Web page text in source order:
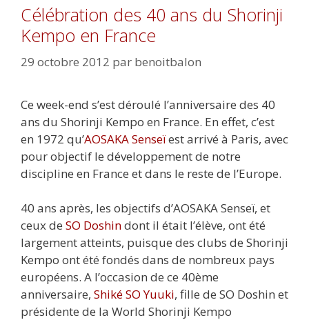
Célébration des 40 ans du Shorinji
Kempo en France
29 octobre 2012 par benoitbalon
Ce week-end s’est déroulé l’anniversaire des 40
ans du Shorinji Kempo en France. En effet, c’est
en 1972 qu’AOSAKA Senseïest arrivé à Paris, avec
pour objectif le développement de notre
discipline en France et dans le reste de l’Europe.
40 ans après, les objectifs d’AOSAKA Senseï, et
ceux de SO Doshindont il était l’élève, ont été
largement atteints, puisque des clubs de Shorinji
Kempo ont été fondés dans de nombreux pays
européens. A l’occasion de ce 40ème
anniversaire, Shiké SO Yuuki, fille de SO Doshin et
présidente de la World Shorinji Kempo